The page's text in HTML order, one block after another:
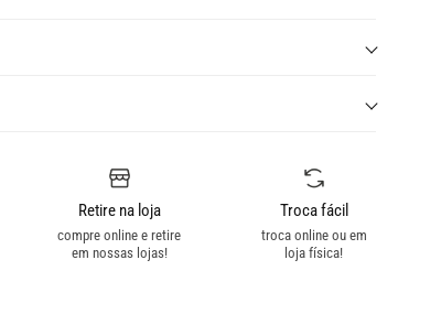
Retire na loja
compre online e retire
em nossas lojas!
Troca fácil
troca online ou em
loja física!